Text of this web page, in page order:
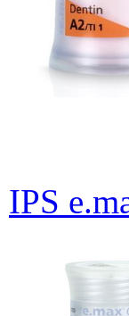
IPS